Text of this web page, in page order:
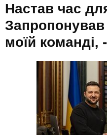
Настав час
моїй команді,